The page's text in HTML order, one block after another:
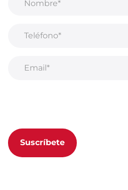
Suscríbete